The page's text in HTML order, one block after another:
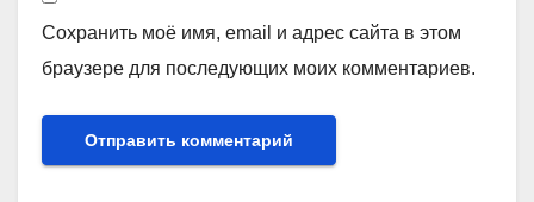
Сохранить моё имя, email и адрес сайта в этом
браузере для последующих моих комментариев.